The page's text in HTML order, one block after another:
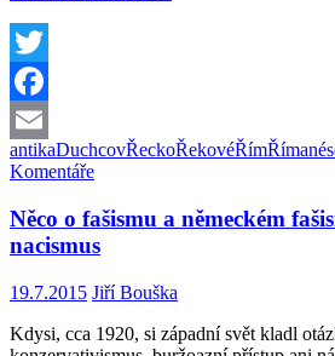
antických
soch
Twitter
Facebook
Email
antikaDuchcovŘeckoŘekovéŘímŘímané
Komentáře
Něco o fašismu a německém
nacismus
19.7.2015 Jiří Bouška
Kdysi, cca 1920, si západní svět kladl